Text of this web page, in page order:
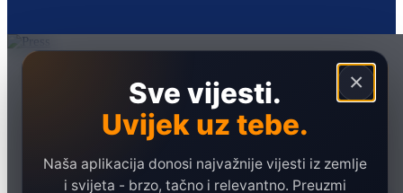
×
Sve vijesti.
Uvijek uz tebe.
Naša aplikacija donosi najvažnije vijesti iz zemlje
i svijeta - brzo, tačno i relevantno. Preuzmi
Ekonomija